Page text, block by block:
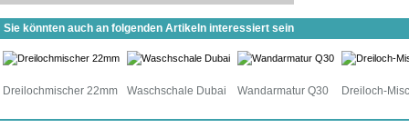
Sie könnten auch an folgenden Artikeln interessiert sein
Dreilochmischer 22mm Waschschale Dubai Wandarmatur Q30 Dreiloch-